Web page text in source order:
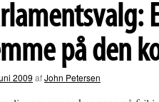
på den
2009 afJohn Petersen